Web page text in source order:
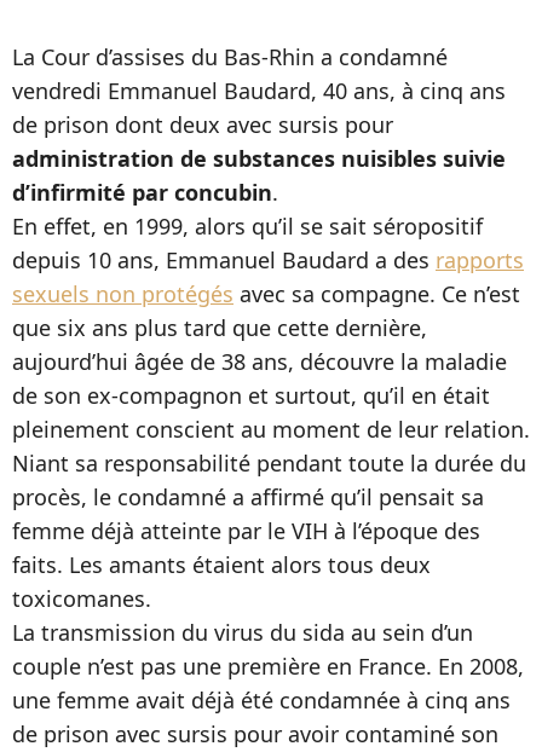
La Cour d’assises du Bas-Rhin a condamné
vendredi Emmanuel Baudard, 40 ans, à cinq ans
de prison dont deux avec sursis pour
administration de substances nuisibles suivie
d’infirmité par concubin.
En effet, en 1999, alors qu’il se sait séropositif
depuis 10 ans, Emmanuel Baudard a des rapports
sexuels non protégés avec sa compagne. Ce n’est
que six ans plus tard que cette dernière,
aujourd’hui âgée de 38 ans, découvre la maladie
de son ex-compagnon et surtout, qu’il en était
pleinement conscient au moment de leur relation.
Niant sa responsabilité pendant toute la durée du
procès, le condamné a affirmé qu’il pensait sa
femme déjà atteinte par le VIH à l’époque des
faits. Les amants étaient alors tous deux
toxicomanes.
La transmission du virus du sida au sein d’un
couple n’est pas une première en France. En 2008,
une femme avait déjà été condamnée à cinq ans
de prison avec sursis pour avoir contaminé son